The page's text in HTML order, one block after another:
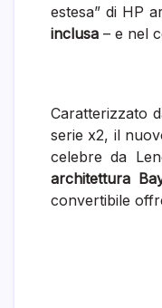
estesa” di HP
inclusa – e nel
Caratterizzato
serie x2, il
celebre da
architettura
convertibile